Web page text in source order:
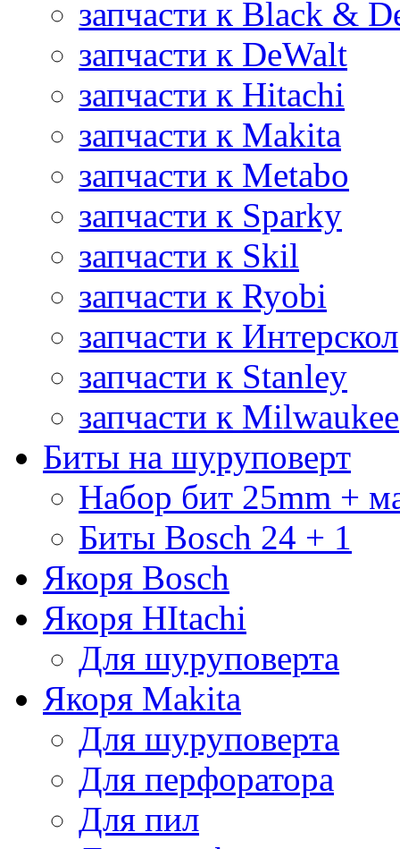
запчасти к Black &
запчасти к DeWalt
запчасти к Hitachi
запчасти к Makita
запчасти к Metabo
запчасти к Sparky
запчасти к Skil
запчасти к Ryobi
запчасти к Интерскол
запчасти к Stanley
запчасти к Milwaukee
Биты на шуруповерт
Набор бит 25mm +
Биты Bosch 24 + 1
Якоря Bosch
Якоря HItachi
Для шуруповерта
Якоря Makita
Для шуруповерта
Для перфоратора
Для пил